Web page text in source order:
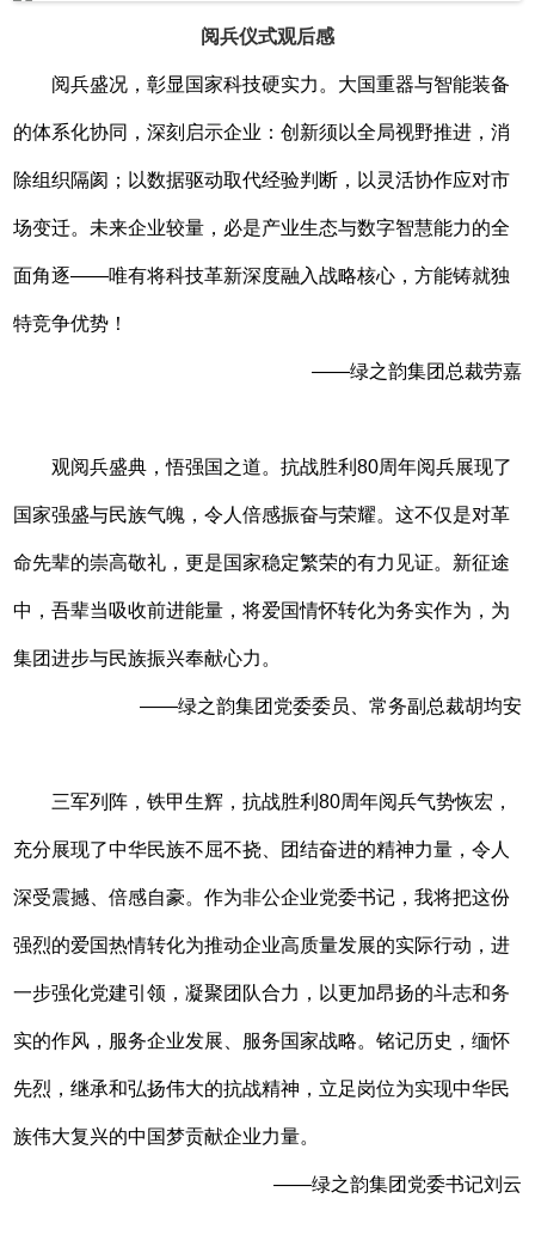
阅兵仪式观后感
阅兵盛况，彰显国家科技硬实力。大国重器与智能装备
的体系化协同，深刻启示企业：创新须以全局视野推进，消
除组织隔阂；以数据驱动取代经验判断，以灵活协作应对市
场变迁。未来企业较量，必是产业生态与数字智慧能力的全
面角逐——唯有将科技革新深度融入战略核心，方能铸就独
特竞争优势！
——绿之韵集团总裁劳嘉
观阅兵盛典，悟强国之道。抗战胜利80周年阅兵展现了
国家强盛与民族气魄，令人倍感振奋与荣耀。这不仅是对革
命先辈的崇高敬礼，更是国家稳定繁荣的有力见证。新征途
中，吾辈当吸收前进能量，将爱国情怀转化为务实作为，为
集团进步与民族振兴奉献心力。
——绿之韵集团党委委员、常务副总裁胡均安
三军列阵，铁甲生辉，抗战胜利80周年阅兵气势恢宏，
充分展现了中华民族不屈不挠、团结奋进的精神力量，令人
深受震撼、倍感自豪。作为非公企业党委书记，我将把这份
强烈的爱国热情转化为推动企业高质量发展的实际行动，进
一步强化党建引领，凝聚团队合力，以更加昂扬的斗志和务
实的作风，服务企业发展、服务国家战略。铭记历史，缅怀
先烈，继承和弘扬伟大的抗战精神，立足岗位为实现中华民
族伟大复兴的中国梦贡献企业力量。
——绿之韵集团党委书记刘云